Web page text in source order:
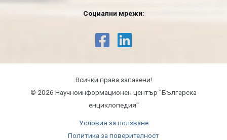
Социални мрежи:
Всички права запазени!
© 2026 Научноинформационeн център "Българска
енциклопедия"
Условия за ползване
Политика за поверителност